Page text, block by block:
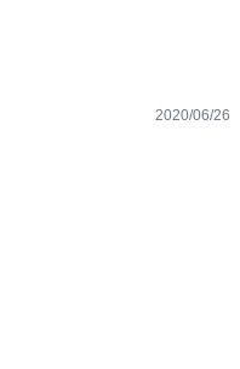
2020/06/26